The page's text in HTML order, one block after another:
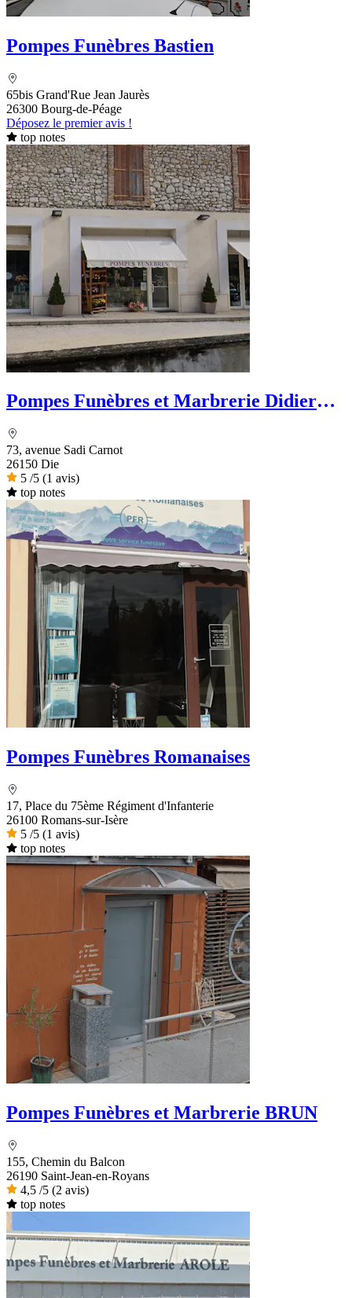
Pompes Funèbres Bastien
65bis Grand'Rue Jean Jaurès
26300 Bourg-de-Péage
Déposez le premier avis !
top notes
Pompes Funèbres et Marbrerie Didier
73, avenue Sadi Carnot
26150 Die
5 /5 (1 avis)
top notes
Pompes Funèbres Romanaises
17, Place du 75ème Régiment d'Infanterie
26100 Romans-sur-Isère
5 /5 (1 avis)
top notes
Pompes Funèbres et Marbrerie BRUN
155, Chemin du Balcon
26190 Saint-Jean-en-Royans
4,5 /5 (2 avis)
top notes